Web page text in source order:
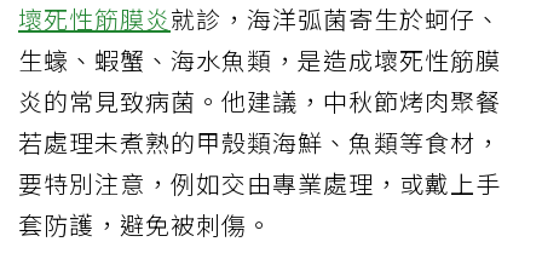
壞死性筋膜炎就診，海洋弧菌寄生於蚵仔、
生蠔、蝦蟹、海水魚類，是造成壞死性筋膜
炎的常見致病菌。他建議，中秋節烤肉聚餐
若處理未煮熟的甲殼類海鮮、魚類等食材，
要特別注意，例如交由專業處理，或戴上手
套防護，避免被刺傷。